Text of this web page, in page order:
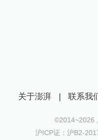
关于澎湃 | 联系我
©2014~2026
沪ICP证：沪B2-